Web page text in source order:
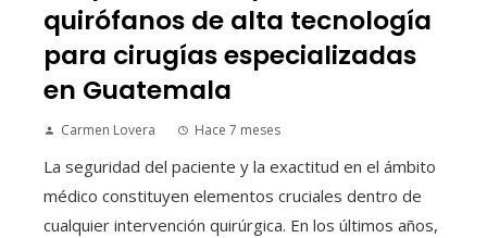
quirófanos de alta tecnología
para cirugías especializadas
en Guatemala
Carmen Lovera Hace 7 meses
La seguridad del paciente y la exactitud en el ámbito
médico constituyen elementos cruciales dentro de
cualquier intervención quirúrgica. En los últimos años,